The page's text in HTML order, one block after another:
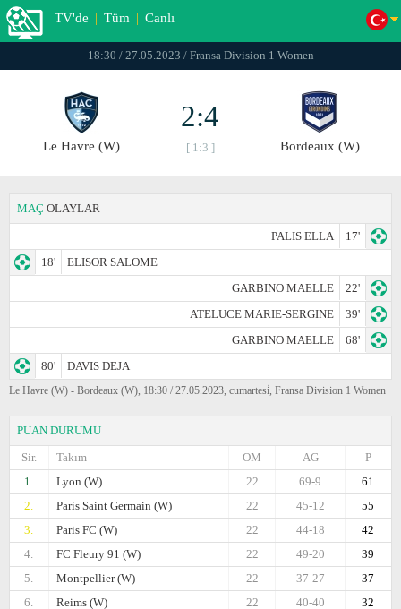
TV'de | Tüm | Canlı
18:30 / 27.05.2023 / Fransa Division 1 Women
Le Havre (W)
2:4
[ 1:3 ] Bordeaux (W)
MAÇ OLAYLAR
PALIS ELLA
17'
18'
ELISOR SALOME
GARBINO MAELLE
22'
ATELUCE MARIE-SERGINE
39'
GARBINO MAELLE
68'
80'
DAVIS DEJA
Le Havre (W) - Bordeaux (W), 18:30 / 27.05.2023, cumartesi̇, Fransa Division 1 Women
PUAN DURUMU
Sir.
Takım P
AG
OM
1.
Lyon (W) 61
69-9
22
2.
Paris Saint Germain (W) 55
45-12
22
3.
Paris FC (W) 42
44-18
22
4.
FC Fleury 91 (W) 39
49-20
22
5.
Montpellier (W) 37
37-27
22
6.
Reims (W) 32
40-40
22